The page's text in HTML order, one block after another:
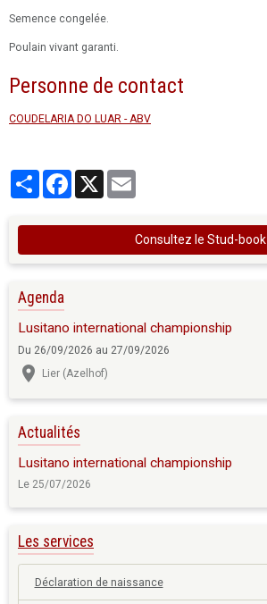
Semence congelée.
Poulain vivant garanti.
Personne de contact
COUDELARIA DO LUAR - ABV
PartagerFacebook
X
Consultez le Stud-book
Agenda
Lusitano international championship
Du 26/09/2026 au 27/09/2026
Lier (Azelhof)
Actualités
Lusitano international championship
Le 25/07/2026
Les services
Déclaration de naissance